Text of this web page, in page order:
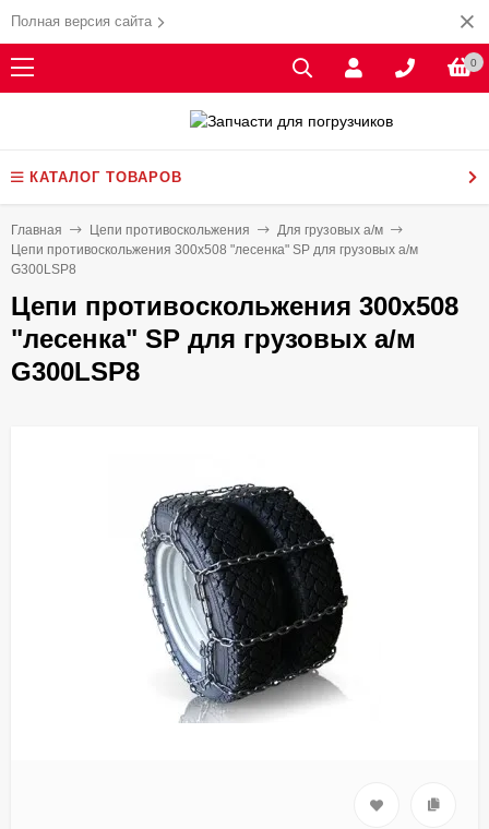
Полная версия сайта
0
КАТАЛОГ ТОВАРОВ
Главная Цепи противоскольжения
Для грузовых а/м
Цепи противоскольжения 300х508 "лесенка" SP для грузовых а/м
G300LSP8
Цепи противоскольжения 300х508
"лесенка" SP для грузовых а/м
G300LSP8